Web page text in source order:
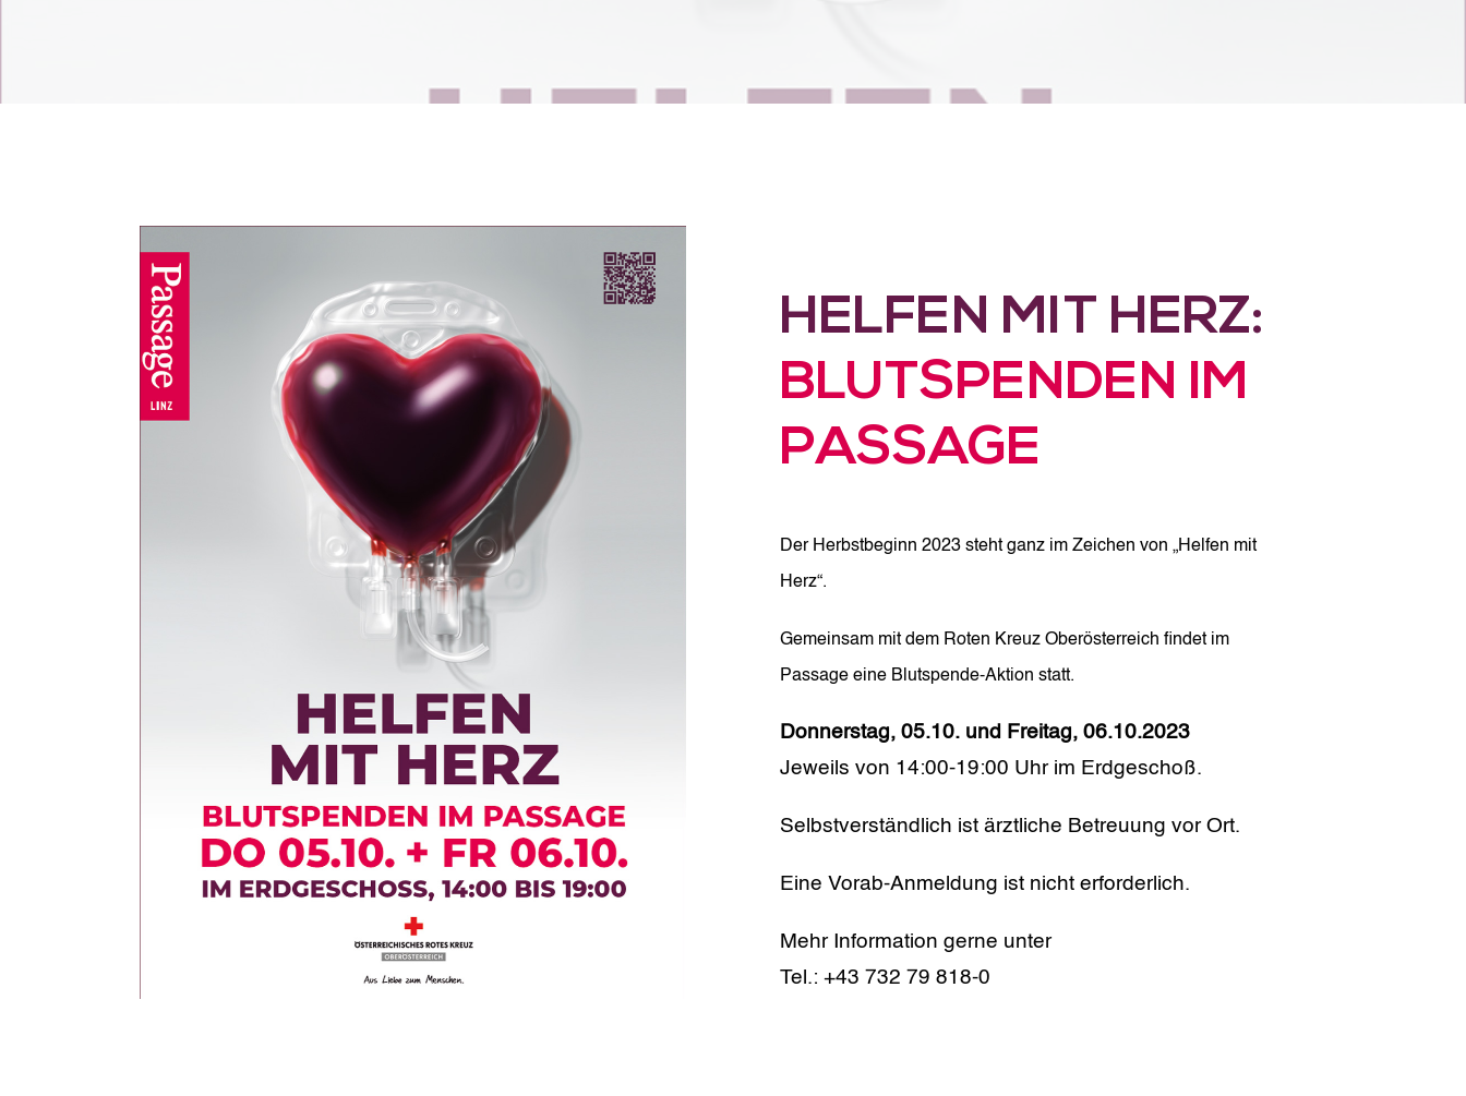
HELFEN MIT HERZ:
BLUTSPENDEN IM
PASSAGE
Der Herbstbeginn 2023 steht ganz im Zeichen von „Helfen mit
Herz“.
Gemeinsam mit dem Roten Kreuz Oberösterreich findet im
Passage eine Blutspende-Aktion statt.
Donnerstag, 05.10. und Freitag, 06.10.2023
Jeweils von 14:00-19:00 Uhr im Erdgeschoß.
Selbstverständlich ist ärztliche Betreuung vor Ort.
Eine Vorab-Anmeldung ist nicht erforderlich.
Mehr Information gerne unter
Tel.: +43 732 79 818-0